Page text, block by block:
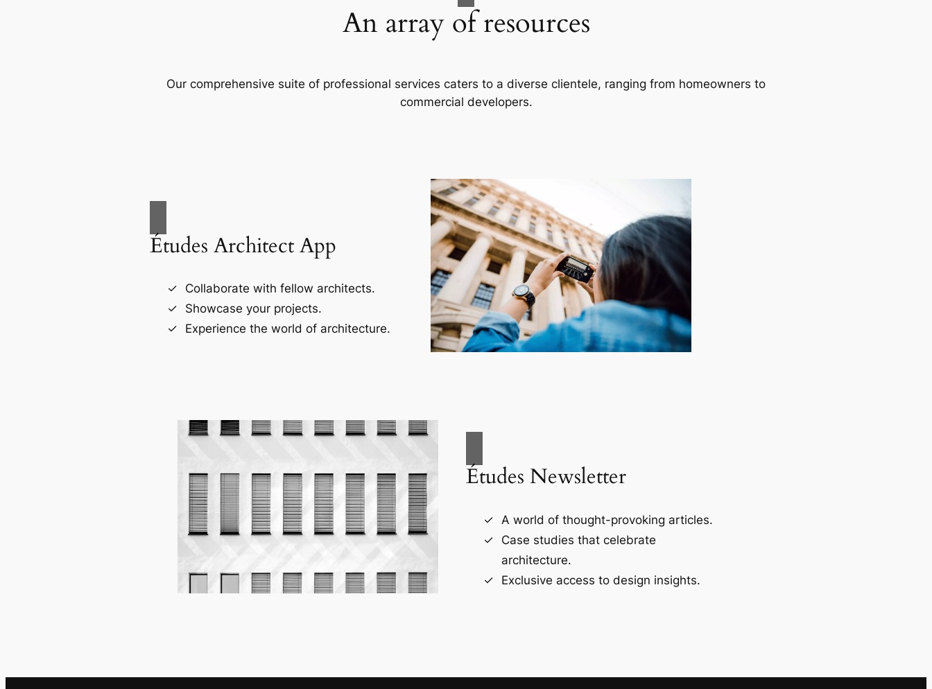
An array of resources
Our comprehensive suite of professional services caters to a diverse clientele, ranging from homeowners to
commercial developers.
Études Architect App
Collaborate with fellow architects.
Showcase your projects.
Experience the world of architecture.
Études Newsletter
A world of thought-provoking articles.
Case studies that celebrate
architecture.
Exclusive access to design insights.